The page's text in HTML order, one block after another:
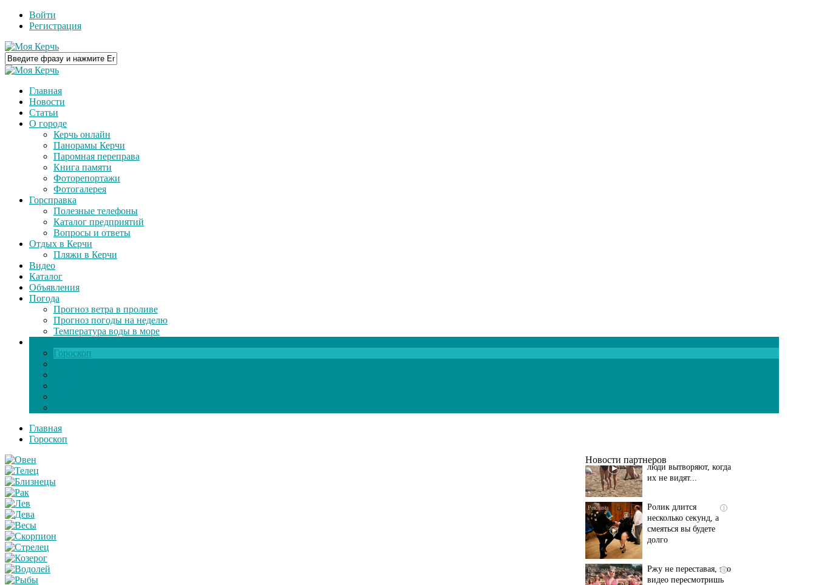
Войти
Регистрация
Главная
Новости
Статьи
О городе
Керчь онлайн
Панорамы Керчи
Паромная переправа
Книга памяти
Фоторепортажи
Фотогалерея
Горсправка
Полезные телефоны
Каталог предприятий
Вопросы и ответы
Отдых в Керчи
Пляжи в Керчи
Видео
Каталог
Объявления
Погода
Прогноз ветра в проливе
Прогноз погоды на неделю
Температура воды в море
Гороскоп
Главная
Гороскоп
Новости партнеров
i
Ролик длится
несколько секунд, а
долго
Ржу не переставая, это
видео пересмотришь